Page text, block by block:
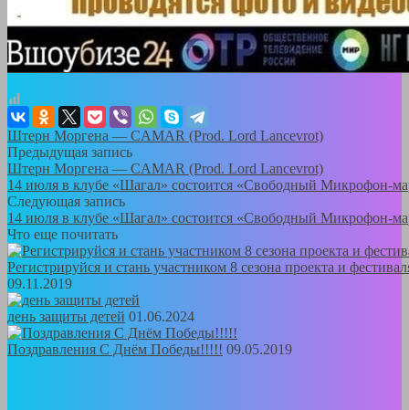
Штерн Моргена — CAMAR (Prod. Lord Lancevrot)
Предыдущая запись
Штерн Моргена — CAMAR (Prod. Lord Lancevrot)
14 июля в клубе «Шагал» состоится «Свободный Микрофон-
Следующая запись
14 июля в клубе «Шагал» состоится «Свободный Микрофон-
Что еще почитать
Регистрируйся и стань участником 8 сезона проекта и
09.11.2019
день защиты детей 01.06.2024
Поздравления С Днём Победы!!!!! 09.05.2019